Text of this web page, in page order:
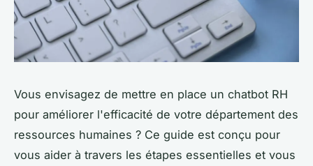
Vous envisagez de mettre en place un chatbot RH
pour améliorer l'efficacité de votre département des
ressources humaines ? Ce guide est conçu pour
vous aider à travers les étapes essentielles et vous